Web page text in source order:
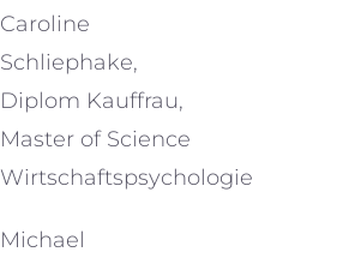
Caroline
Schliephake,
Diplom Kauffrau,
Master of Science
Wirtschaftspsychologie
Michael